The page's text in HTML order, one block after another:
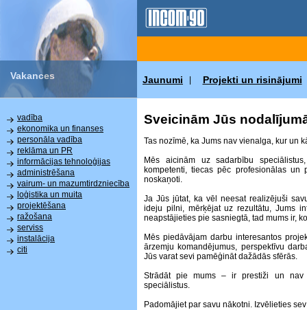
Vakances Jaunumi Projekti un risinājumi
vadība
ekonomika un finanses
personāla vadība
reklāma un PR
informācijas tehnoloģijas
administrēšana
vairum- un mazumtirdzniecība
loģistika un muita
projektēšana
ražošana
serviss
instalācija
citi
Sveicinām Jūs
Tas nozīmē, ka Jums nav vienalga, kur un
Mēs aicinām uz sadarbību
kompetenti, tiecas pēc profesionālas un
noskaņoti.
Ja Jūs jūtat, ka vēl neesat realizējuši
ideju pilni, mērķējat uz rezultātu, Jums
neapstājieties pie sasniegtā, tad mums ir,
Mēs piedāvājam darbu interesantos
ārzemju komandējumus, perspektīvu
Jūs varat sevi pamēģināt dažādās sfērās.
Strādāt pie mums – ir prestiži un nav
speciālistus.
Padomājiet par savu nākotni. Izvēlieties